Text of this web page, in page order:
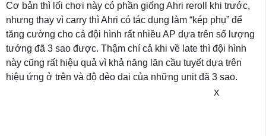
Cơ bản thì lối chơi này có phần giống Ahri reroll khi trước,
nhưng thay vì carry thì Ahri có tác dụng làm “kép phụ” để
tăng cường cho cả đội hình rất nhiều AP dựa trên số lượng
tướng đã 3 sao được. Thậm chí cả khi về late thì đội hình
này cũng rất hiệu quả vì khả năng lăn cầu tuyết dựa trên
hiệu ứng ở trên và độ dẻo dai của những unit đã 3 sao.
X